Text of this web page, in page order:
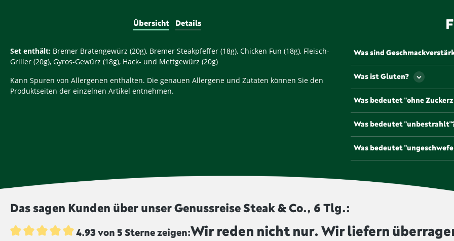
Übersicht Details
Set enthält: Bremer Bratengewürz (20g), Bremer Steakpfeffer (18g), Chicken Fun (18g), Fleisch-
Griller (20g), Gyros-Gewürz (18g), Hack- und Mettgewürz (20g)
Kann Spuren von Allergenen enthalten. Die genauen Allergene und Zutaten können Sie den
Produktseiten der einzelnen Artikel entnehmen.
Was sind
Als Geschmackverstärker
Geschmack und/oder den
werden müssen
gängigsten und
Natriumglutamat, die mit
Was ist Gluten?
Gluten ist ein Eiweiß, dass
Was bedeutet "ohne
Lebensmittel, die mit
Zuckerzusätzen oder
Was bedeutet
Um die Haltbarkeit zu
Gesetz bestrahlt werden.
werden von uns unbestrahlt
Was bedeutet
diesem Symbol
Das sagen Kunden über unser Genussreise Steak & Co., 6 Tlg.:
4.93 von 5 Sterne zeigen:Wir reden nicht nur. Wir liefern